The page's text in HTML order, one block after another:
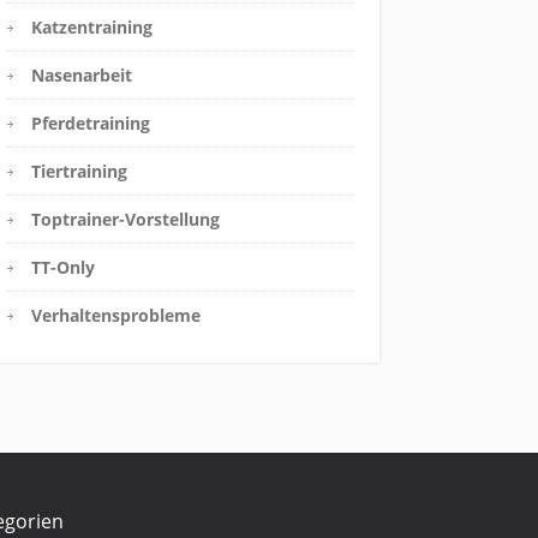
Katzentraining
Nasenarbeit
Pferdetraining
Tiertraining
Toptrainer-Vorstellung
TT-Only
Verhaltensprobleme